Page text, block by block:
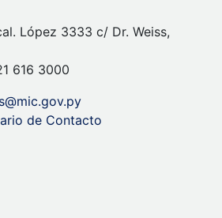
López 3333 c/ Dr. Weiss,
616 3000
de Contacto